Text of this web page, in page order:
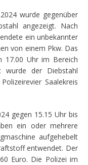
wurde gegenüber
angezeigt. Nach
ein unbekannter
von einem Pkw. Das
17.00 Uhr im Bereich
wurde der Diebstahl
Saalekreis
gegen 15.15 Uhr bis
ein oder mehrere
aufgehebelt
entwendet. Der
Euro. Die Polizei im